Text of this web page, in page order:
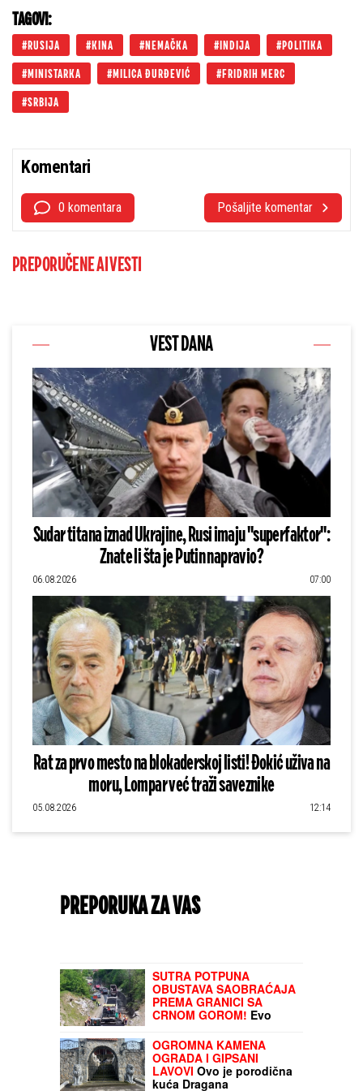
TAGOVI:
RUSIJA KINA NEMAČKA INDIJA POLITIKA
MINISTARKA MILICA ĐURĐEVIĆ FRIDRIH MERC
SRBIJA
Komentari
0 komentara Pošaljite komentar
PREPORUČENE AI VESTI
VEST DANA
Sudar titana iznad Ukrajine, Rusi imaju "superfaktor":
Znate li šta je Putin napravio?
06.08.2026 07:00
Rat za prvo mesto na blokaderskoj listi! Đokić uživa na
moru, Lompar već traži saveznike
05.08.2026 12:14
PREPORUKA ZA VAS